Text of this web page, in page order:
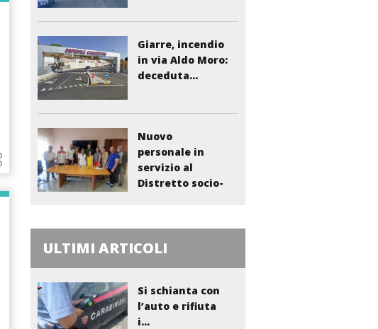
Giarre, incendio
in via Aldo Moro:
deceduta...
Nuovo
personale in
servizio al
Distretto socio-
ULTIMI ARTICOLI
Si schianta con
l’auto e rifiuta
i...